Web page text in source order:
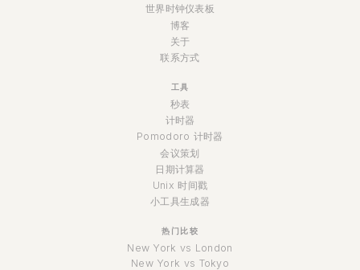
世界时钟仪表板
博客
关于
联系方式
工具
秒表
计时器
Pomodoro 计时器
会议策划
日期计算器
Unix 时间戳
小工具生成器
热门比较
New York vs London
New York vs Tokyo